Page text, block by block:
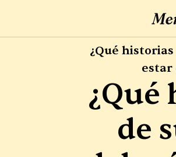
¿Qué
estar
¿Qué
de